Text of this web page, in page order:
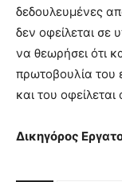
δεδουλευμένες
δεν οφείλεται σε
να θεωρήσει ότι
πρωτοβουλία του
και του
Δικηγόρος